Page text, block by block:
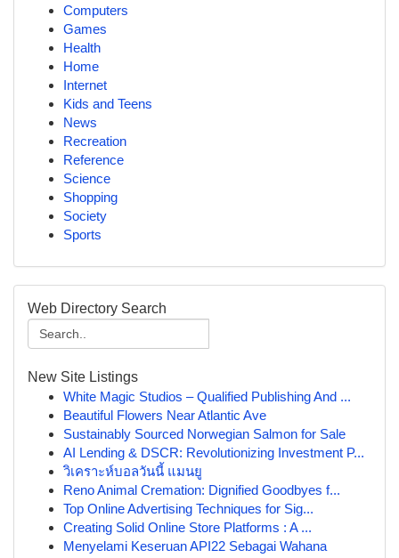
Computers
Games
Health
Home
Internet
Kids and Teens
News
Recreation
Reference
Science
Shopping
Society
Sports
Web Directory Search
New Site Listings
White Magic Studios – Qualified Publishing And ...
Beautiful Flowers Near Atlantic Ave
Sustainably Sourced Norwegian Salmon for Sale
AI Lending & DSCR: Revolutionizing Investment P...
วิเคราะห์บอลวันนี้ แมนยู
Reno Animal Cremation: Dignified Goodbyes f...
Top Online Advertising Techniques for Sig...
Creating Solid Online Store Platforms : A ...
Menyelami Keseruan API22 Sebagai Wahana